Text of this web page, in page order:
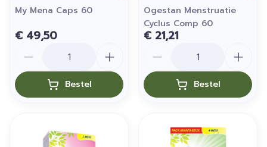
My Mena Caps 60
€ 49,50
Bestel
Ogestan Menstruatie
Cyclus Comp 60
€ 21,21
Bestel